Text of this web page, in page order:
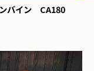
バイン CA180